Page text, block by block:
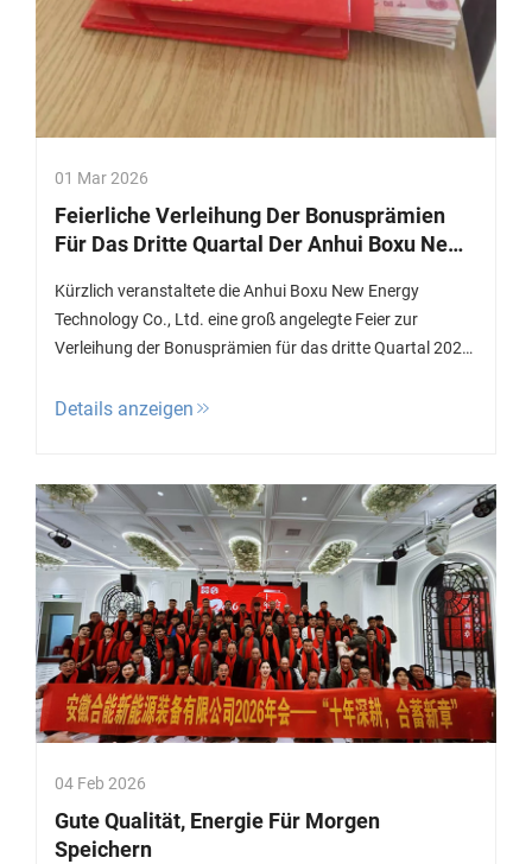
01 Mar 2026
Feierliche Verleihung Der Bonusprämien
Für Das Dritte Quartal Der Anhui Boxu New
Kürzlich veranstaltete die Anhui Boxu New Energy
Technology Co., Ltd. eine groß angelegte Feier zur
Verleihung der Bonusprämien für das dritte Quartal 2025,
zu bündeln. Unter den Anwesenden befanden sich
Details anzeigen
04 Feb 2026
Gute Qualität, Energie Für Morgen
Speichern